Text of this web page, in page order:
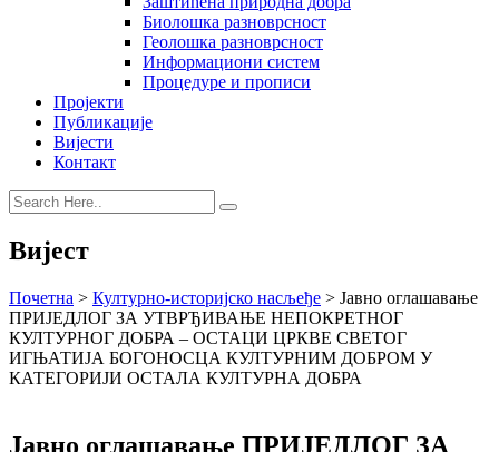
Биолошка разноврсност
Геолошка разноврсност
Информациони систем
Процедуре и прописи
Пројекти
Публикације
Вијести
Контакт
Вијест
Почетна > Културно-историјско насљеђе > Јавно оглашавање
ПРИЈЕДЛОГ ЗА УТВРЂИВАЊЕ НЕПОКРЕТНОГ
КУЛТУРНОГ ДОБРА – ОСТАЦИ ЦРКВЕ СВЕТОГ
ИГЊАТИЈА БОГОНОСЦА КУЛТУРНИМ ДОБРОМ У
КАТЕГОРИЈИ ОСТАЛА КУЛТУРНА ДОБРА
Јавно оглашавање ПРИЈЕДЛОГ ЗА